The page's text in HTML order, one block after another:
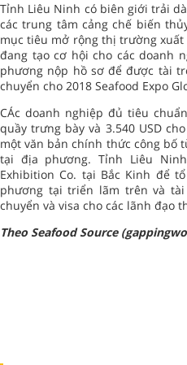
Tỉnh Liêu Ninh có biên giới trải
các trung tâm cảng chế biến
mục tiêu mở rộng thị trường
đang tạo cơ hội cho các doanh
phương nộp hồ sơ để được tài
chuyển cho 2018 Seafood Expo
CÁc doanh nghiệp đủ tiêu
quầy trưng bày và 3.540 USD
một văn bản chính thức công bố
tại địa phương. Tỉnh Liêu
Exhibition Co. tại Bắc Kinh để
phương tại triển lãm trên và
chuyển và visa cho các lãnh đạo
Theo Seafood Source